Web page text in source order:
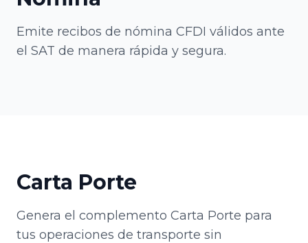
Emite recibos de nómina CFDI válidos ante
el SAT de manera rápida y segura.
Carta Porte
Genera el complemento Carta Porte para
tus operaciones de transporte sin